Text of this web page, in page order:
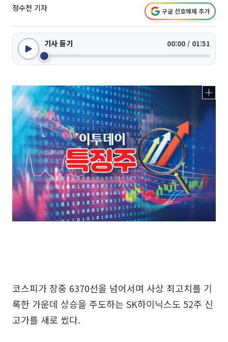
정수천 기자 구글 선호매체 추가
기사 듣기 00:00 / 01:51
코스피가 장중 6370선을 넘어서며 사상 최고치를 기
록한 가운데 상승을 주도하는 SK하이닉스도 52주 신
고가를 새로 썼다.